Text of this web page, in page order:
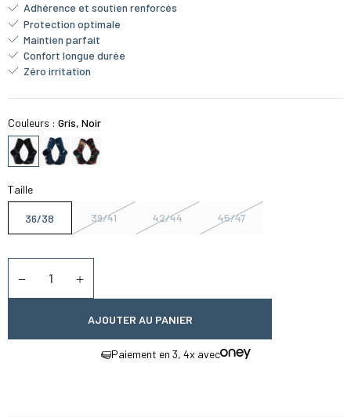
Adhérence et soutien renforcés
Protection optimale
Maintien parfait
Confort longue durée
Zéro irritation
Couleurs : Gris, Noir
Taille
36/38 39/41 42/44 45/47
AJOUTER AU PANIER
Paiement en 3, 4x avec